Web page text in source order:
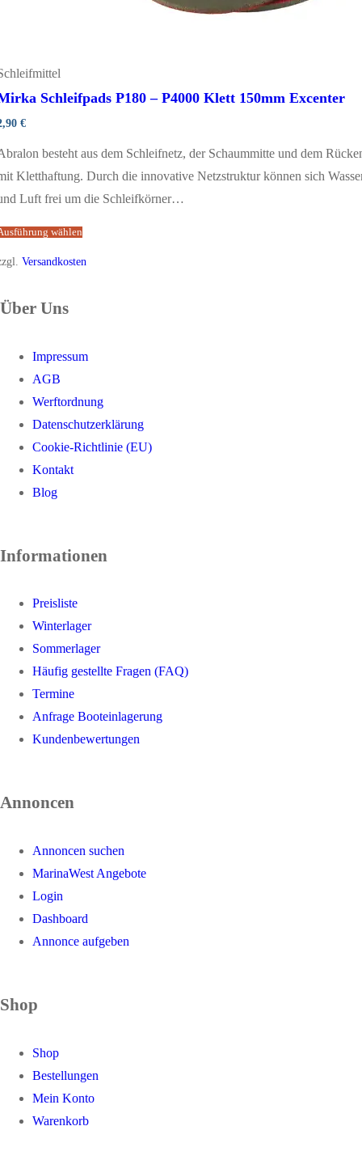
Schleifpads P180 – P4000 Klett 150mm Excenter
€
besteht aus dem Schleifnetz, der Schaummitte und dem
Kletthaftung. Durch die innovative Netzstruktur können sich
Luft frei um die Schleifkörner…
wählen
Versandkosten
Über Uns
Impressum
AGB
Werftordnung
Datenschutzerklärung
Cookie-Richtlinie (EU)
Kontakt
Blog
Informationen
Preisliste
Winterlager
Sommerlager
Häufig gestellte Fragen (FAQ)
Termine
Anfrage Booteinlagerung
Kundenbewertungen
Annoncen
Annoncen suchen
MarinaWest Angebote
Login
Dashboard
Annonce aufgeben
Shop
Shop
Bestellungen
Mein Konto
Warenkorb